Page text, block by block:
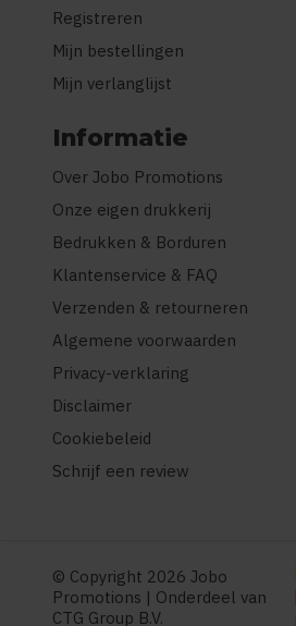
Registreren
Mijn bestellingen
Mijn verlanglijst
Informatie
Over Jobo Promotions
Onze eigen drukkerij
Bedrukken & Borduren
Klantenservice & FAQ
Verzenden & retourneren
Algemene voorwaarden
Privacy-verklaring
Disclaimer
Cookiebeleid
Schrijf een review
© Copyright 2026 Jobo
Promotions | Onderdeel van
CTG Group B.V.